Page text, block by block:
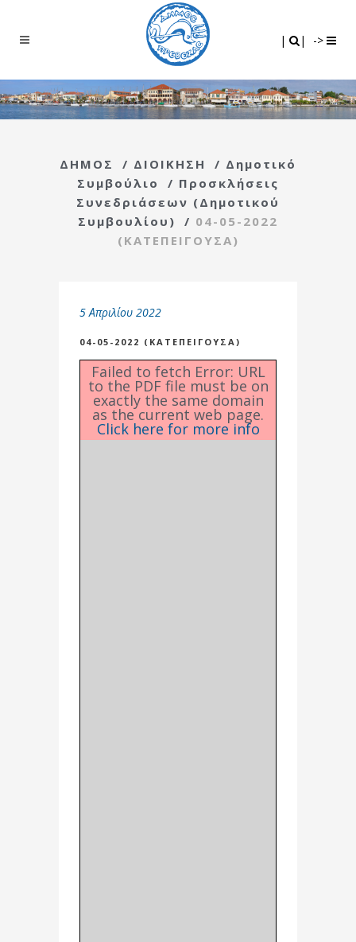
| | ->
ΔΗΜΟΣ / ΔΙΟΙΚΗΣΗ / Δημοτικό
Συμβούλιο
/ Προσκλήσεις
Συνεδριάσεων (Δημοτικού
Συμβουλίου)
/ 04-05-2022
(ΚΑΤΕΠΕΙΓΟΥΣΑ)
5 Απριλίου 2022
04-05-2022 (ΚΑΤΕΠΕΙΓΟΥΣΑ)
Failed to fetch Error: URL
to the PDF file must be on
exactly the same domain
as the current web page.
Click here for more info